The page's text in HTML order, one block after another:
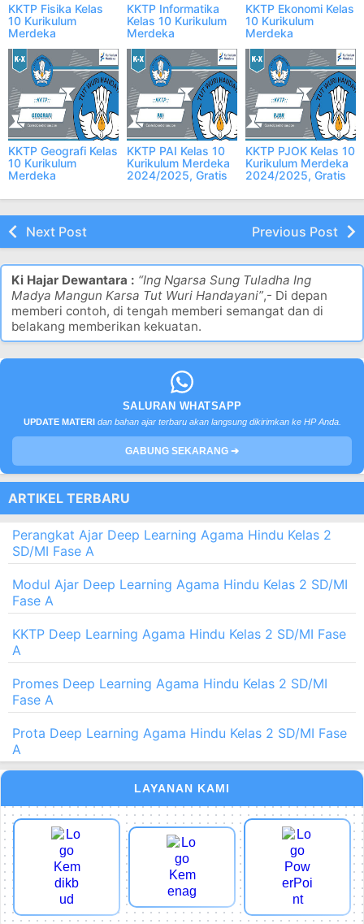
KKTP Fisika Kelas
10 Kurikulum
Merdeka
KKTP Informatika
Kelas 10 Kurikulum
Merdeka
KKTP Ekonomi Kelas
10 Kurikulum
Merdeka
KKTP Geografi Kelas
10 Kurikulum
Merdeka
KKTP PAI Kelas 10
Kurikulum Merdeka
2024/2025, Gratis
KKTP PJOK Kelas 10
Kurikulum Merdeka
2024/2025, Gratis
Next Post Previous Post
Ki Hajar Dewantara : “Ing Ngarsa Sung Tuladha Ing
Madya Mangun Karsa Tut Wuri Handayani”,- Di depan
memberi contoh, di tengah memberi semangat dan di
belakang memberikan kekuatan.
SALURAN WHATSAPP
UPDATE MATERI dan bahan ajar terbaru akan langsung dikirimkan ke HP Anda.
GABUNG SEKARANG ➔
ARTIKEL TERBARU
Perangkat Ajar Deep Learning Agama Hindu Kelas 2
SD/MI Fase A
Modul Ajar Deep Learning Agama Hindu Kelas 2 SD/MI
Fase A
KKTP Deep Learning Agama Hindu Kelas 2 SD/MI Fase
A
Promes Deep Learning Agama Hindu Kelas 2 SD/MI
Fase A
Prota Deep Learning Agama Hindu Kelas 2 SD/MI Fase
A
LAYANAN KAMI